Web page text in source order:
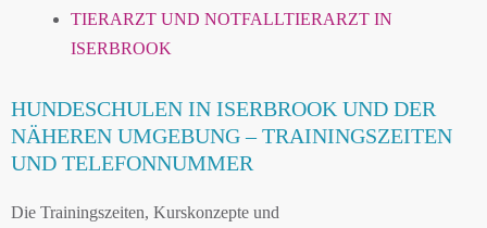
TIERARZT UND NOTFALLTIERARZT IN
ISERBROOK
HUNDESCHULEN IN ISERBROOK UND DER
NÄHEREN UMGEBUNG – TRAININGSZEITEN
UND TELEFONNUMMER
Die Trainingszeiten, Kurskonzepte und